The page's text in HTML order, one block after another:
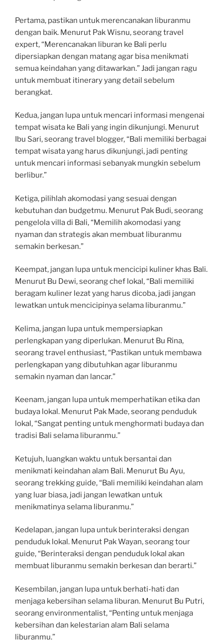
Pertama, pastikan untuk merencanakan liburanmu
dengan baik. Menurut Pak Wisnu, seorang travel
expert, “Merencanakan liburan ke Bali perlu
dipersiapkan dengan matang agar bisa menikmati
semua keindahan yang ditawarkan.” Jadi jangan ragu
untuk membuat itinerary yang detail sebelum
berangkat.
Kedua, jangan lupa untuk mencari informasi mengenai
tempat wisata ke Bali yang ingin dikunjungi. Menurut
Ibu Sari, seorang travel blogger, “Bali memiliki berbagai
tempat wisata yang harus dikunjungi, jadi penting
untuk mencari informasi sebanyak mungkin sebelum
berlibur.”
Ketiga, pilihlah akomodasi yang sesuai dengan
kebutuhan dan budgetmu. Menurut Pak Budi, seorang
pengelola villa di Bali, “Memilih akomodasi yang
nyaman dan strategis akan membuat liburanmu
semakin berkesan.”
Keempat, jangan lupa untuk mencicipi kuliner khas Bali.
Menurut Bu Dewi, seorang chef lokal, “Bali memiliki
beragam kuliner lezat yang harus dicoba, jadi jangan
lewatkan untuk mencicipinya selama liburanmu.”
Kelima, jangan lupa untuk mempersiapkan
perlengkapan yang diperlukan. Menurut Bu Rina,
seorang travel enthusiast, “Pastikan untuk membawa
perlengkapan yang dibutuhkan agar liburanmu
semakin nyaman dan lancar.”
Keenam, jangan lupa untuk memperhatikan etika dan
budaya lokal. Menurut Pak Made, seorang penduduk
lokal, “Sangat penting untuk menghormati budaya dan
tradisi Bali selama liburanmu.”
Ketujuh, luangkan waktu untuk bersantai dan
menikmati keindahan alam Bali. Menurut Bu Ayu,
seorang trekking guide, “Bali memiliki keindahan alam
yang luar biasa, jadi jangan lewatkan untuk
menikmatinya selama liburanmu.”
Kedelapan, jangan lupa untuk berinteraksi dengan
penduduk lokal. Menurut Pak Wayan, seorang tour
guide, “Berinteraksi dengan penduduk lokal akan
membuat liburanmu semakin berkesan dan berarti.”
Kesembilan, jangan lupa untuk berhati-hati dan
menjaga kebersihan selama liburan. Menurut Bu Putri,
seorang environmentalist, “Penting untuk menjaga
kebersihan dan kelestarian alam Bali selama
liburanmu.”